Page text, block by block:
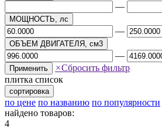
—
МОЩНОСТЬ, лс
—
ОБЪЕМ ДВИГАТЕЛЯ, см3
—
Применить ×Сбросить фильтр
плитка список
сортировка
по цене по названию по популярности
найдено товаров:
4